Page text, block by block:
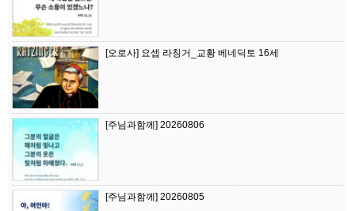
[오로사] 요셉 라칭거_교황 베네딕토 16세
[주님과함께] 20260806
[주님과함께] 20260805